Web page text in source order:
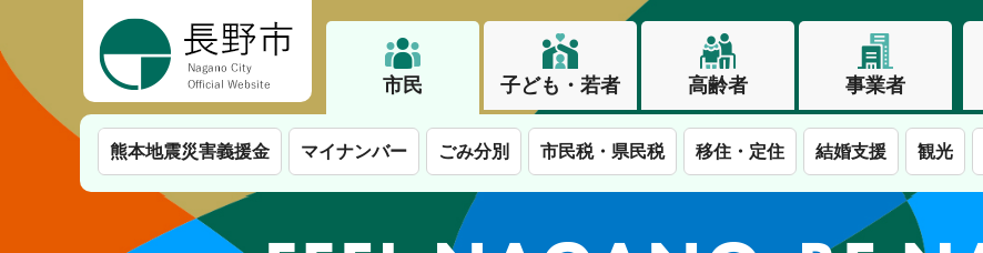
市民 子ども・若者 高齢者 事業者
熊本地震災害義援金 マイナンバー ごみ分別 市民税・県民税 移住・定住 結婚支援 観光
この街で、わたしらしく生きる。長野市